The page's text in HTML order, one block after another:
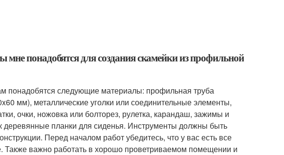
понадобятся для создания скамейки из профильной
понадобятся следующие материалы: профильная труба
мм), металлические уголки или соединительные элементы,
очки, ножовка или болторез, рулетка, карандаш, зажимы и
деревянные планки для сиденья. Инструменты должны быть
Перед началом работ убедитесь, что у вас есть все
Также важно работать в хорошо проветриваемом помещении и